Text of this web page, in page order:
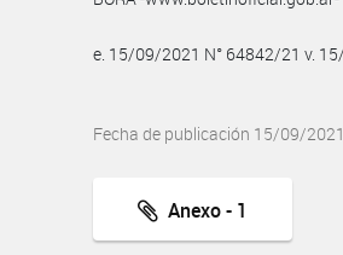
e. 15/09/2021 N° 64842/21 v.
Fecha de publicación 15/09/2021
Anexo - 1